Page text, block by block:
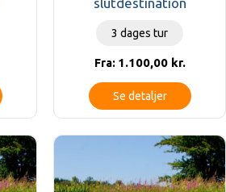
3 dages tur
Fra: 1.100,00 kr.
Se detaljer